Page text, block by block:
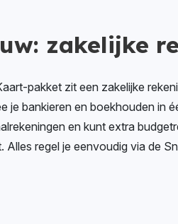
zakelijke
pakket zit een zakelijke
je bankieren en boekhouden in
en kunt extra
Alles regel je eenvoudig via de